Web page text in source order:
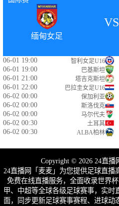
缅甸女足
VS
06-01 19:00 智利女足U16
06-01 19:00 巴基斯坦
06-01 21:00 塔吉克斯坦
06-01 22:00 巴拉圭女足U16
06-02 00:00 保加利亚
06-02 00:00 斯洛伐克
06-02 00:00 马尔代夫
06-02 00:30 土耳其
06-02 00:30 ALBA柏林
Copyright © 2026 24直播
24直播网「麦麦」为您提供足球直
免费在线直播服务，全面收录世界
甲、中超等全球各级足球赛事，实时
面，同步更新足球赛事赛程、进球动